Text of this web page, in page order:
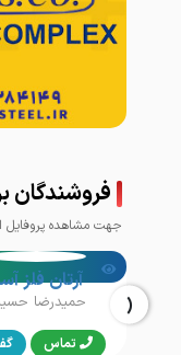
فروشندگان
جهت مشاهده پروفایل
آرتان فلز
حمیدرضا
تماس
‹